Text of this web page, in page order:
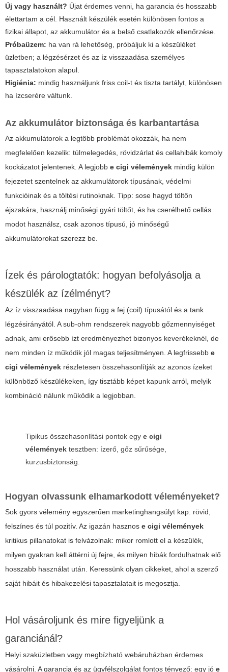
Új vagy használt? Újat érdemes venni, ha garancia és hosszabb
élettartam a cél. Használt készülék esetén különösen fontos a
fizikai állapot, az akkumulátor és a belső csatlakozók ellenőrzése.
Próbaüzem: ha van rá lehetőség, próbáljuk ki a készüléket
üzletben; a légzésérzet és az íz visszaadása személyes
tapasztalatokon alapul.
Higiénia: mindig használjunk friss coil-t és tiszta tartályt, különösen
ha ízcserére váltunk.
Az akkumulátor biztonsága és karbantartása
Az akkumulátorok a legtöbb problémát okozzák, ha nem
megfelelően kezelik: túlmelegedés, rövidzárlat és cellahibák komoly
kockázatot jelentenek. A legjobb e cigi vélemények mindig külön
fejezetet szentelnek az akkumulátorok típusának, védelmi
funkcióinak és a töltési rutinoknak. Tipp: sose hagyd töltőn
éjszakára, használj minőségi gyári töltőt, és ha cserélhető cellás
modot használsz, csak azonos típusú, jó minőségű
akkumulátorokat szerezz be.
Ízek és párologtatók: hogyan befolyásolja a
készülék az ízélményt?
Az íz visszaadása nagyban függ a fej (coil) típusától és a tank
légzésirányától. A sub-ohm rendszerek nagyobb gőzmennyiséget
adnak, ami erősebb ízt eredményezhet bizonyos keverékeknél, de
nem minden íz működik jól magas teljesítményen. A legfrissebb e
cigi vélemények részletesen összehasonlítják az azonos ízeket
különböző készülékeken, így tisztább képet kapunk arról, melyik
kombináció nálunk működik a legjobban.
Tipikus összehasonlítási pontok egy e cigi
vélemények tesztben: ízerő, gőz sűrűsége,
kurzusbiztonság.
Hogyan olvassunk elhamarkodott véleményeket?
Sok gyors vélemény egyszerűen marketinghangsúlyt kap: rövid,
felszínes és túl pozitív. Az igazán hasznos e cigi vélemények
kritikus pillanatokat is felvázolnak: mikor romlott el a készülék,
milyen gyakran kell áttérni új fejre, és milyen hibák fordulhatnak elő
hosszabb használat után. Keressünk olyan cikkeket, ahol a szerző
saját hibáit és hibakezelési tapasztalatait is megosztja.
Hol vásároljunk és mire figyeljünk a
garanciánál?
Helyi szaküzletben vagy megbízható webáruházban érdemes
vásárolni. A garancia és az ügyfélszolgálat fontos tényező: egy jó e